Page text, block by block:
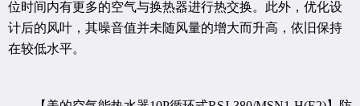
位时间内有更多的空气与换热器进行热交换。此外，优化设
计后的风叶，其噪音值并未随风量的增大而升高，依旧保持
在较低水平。